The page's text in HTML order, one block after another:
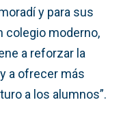
y para sus
colegio moderno,
a reforzar la
a ofrecer más
a los alumnos”.